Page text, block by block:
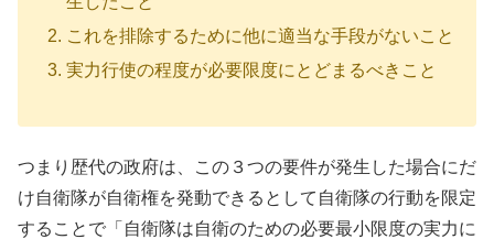
これを排除するために他に適当な手段がないこと
実力行使の程度が必要限度にとどまるべきこと
つまり歴代の政府は、この３つの要件が発生した場合にだ
け自衛隊が自衛権を発動できるとして自衛隊の行動を限定
することで「自衛隊は自衛のための必要最小限度の実力に